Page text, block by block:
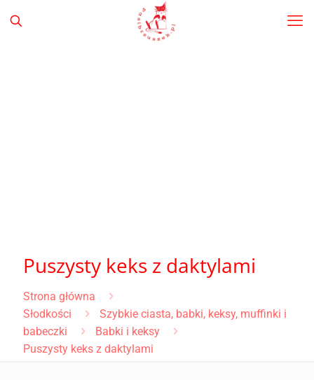
Puszysty keks z daktylami
Strona główna
Słodkości
Szybkie ciasta, babki, keksy, muffinki i
babeczki
Babki i keksy
Puszysty keks z daktylami